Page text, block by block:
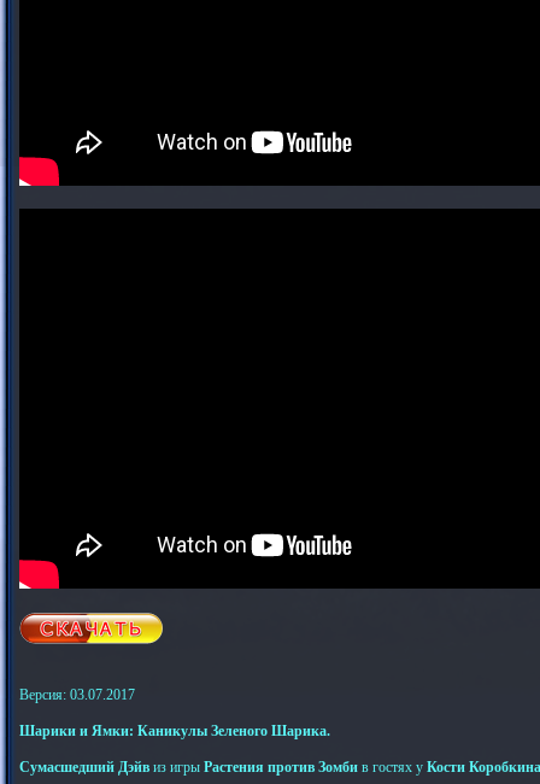
Версия: 03.07.2017
Шарики и Ямки: Каникулы Зеленого Шарика.
Сумасшедший Дэйв из игры Растения против Зомби в гостях у Кости Коробкина